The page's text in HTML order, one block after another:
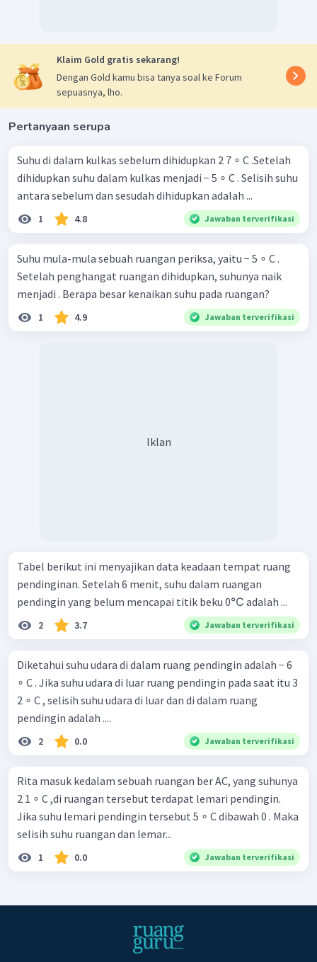
Klaim Gold gratis sekarang!
Dengan Gold kamu bisa tanya soal ke Forum
sepuasnya, lho.
Pertanyaan serupa
Suhu di dalam kulkas sebelum dihidupkan 2 7 ∘ C .Setelah
dihidupkan suhu dalam kulkas menjadi − 5 ∘ C . Selisih suhu
antara sebelum dan sesudah dihidupkan adalah ...
1 4.8 Jawaban terverifikasi
Suhu mula-mula sebuah ruangan periksa, yaitu − 5 ∘ C .
Setelah penghangat ruangan dihidupkan, suhunya naik
menjadi . Berapa besar kenaikan suhu pada ruangan?
1 4.9 Jawaban terverifikasi
Iklan
Tabel berikut ini menyajikan data keadaan tempat ruang
pendinginan. Setelah 6 menit, suhu dalam ruangan
pendingin yang belum mencapai titik beku 0℃ adalah ...
2 3.7 Jawaban terverifikasi
Diketahui suhu udara di dalam ruang pendingin adalah − 6
∘ C . Jika suhu udara di luar ruang pendingin pada saat itu 3
2 ∘ C , selisih suhu udara di luar dan di dalam ruang
pendingin adalah ....
2 0.0 Jawaban terverifikasi
Rita masuk kedalam sebuah ruangan ber AC, yang suhunya
2 1 ∘ C ,di ruangan tersebut terdapat lemari pendingin.
Jika suhu lemari pendingin tersebut 5 ∘ C dibawah 0 . Maka
selisih suhu ruangan dan lemar...
1 0.0 Jawaban terverifikasi